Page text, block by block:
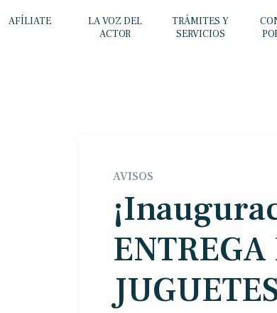
AFÍLIATE
LA VOZ DEL
ACTOR
TRÁMITES Y
SERVICIOS
AVISOS
ENTREGA